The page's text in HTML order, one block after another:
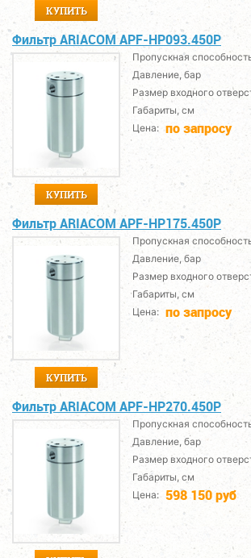
КУПИТЬ
Фильтр ARIACOM APF-HP093.450P
КУПИТЬ
Пропускная
Давление, бар
Размер входного
Габариты, см
Цена: по запросу
Фильтр ARIACOM APF-HP175.450P
КУПИТЬ
Пропускная
Давление, бар
Размер входного
Габариты, см
Цена: по запросу
Фильтр ARIACOM APF-HP270.450P
Пропускная
Давление, бар
Размер входного
Габариты, см
Цена: 598 150 руб